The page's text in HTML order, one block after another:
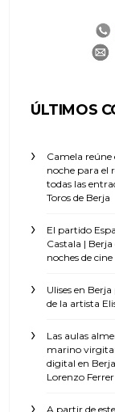
ÚLTIMOS
Camela reúne
noche para el
todas las
Toros de Berja
El partido
Castala |
noches de
Ulises en Berja
de la artista
Las aulas
marino
digital en
Lorenzo
A partir de